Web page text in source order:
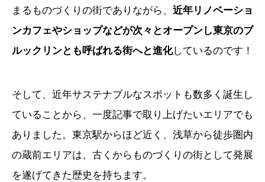
まるものづくりの街でありながら、 近年リノベーショ
ンカフェやショップなどが次々とオープンし東京のブ
ルックリンとも呼ばれる街へと進化しているのです！
そして、近年サステナブルなスポットも数多く誕生し
ていることから、一度記事で取り上げたいエリアでも
ありました。東京駅からほど近く、浅草から徒歩圏内
の蔵前エリアは、古くからものづくりの街として発展
を遂げてきた歴史を持ちます。